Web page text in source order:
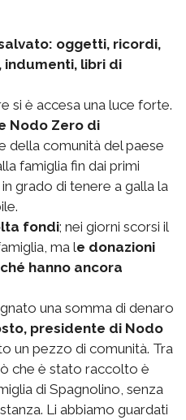
oggetti, ricordi,
libri di
si è accesa una luce forte.
Nodo Zero di
della comunità del paese
famiglia fin dai primi
grado di tenere a galla la
fondi; nei giorni scorsi il
ma le donazioni
hanno ancora
una somma di denaro
presidente di Nodo
un pezzo di comunità. Tra
che è stato raccolto è
di Spagnolino, senza
Li abbiamo guardati